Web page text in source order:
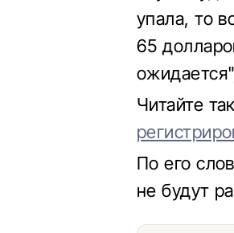
упала, то
65
Читайте
По его
не будут